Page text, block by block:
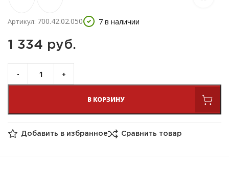
Артикул: 700.42.02.050 7 в наличии
1 334 руб.
В КОРЗИНУ
Добавить в избранное Сравнить товар